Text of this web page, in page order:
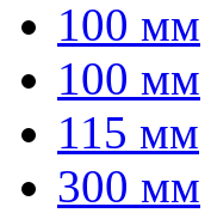
100 мм
100 мм
115 мм
300 мм